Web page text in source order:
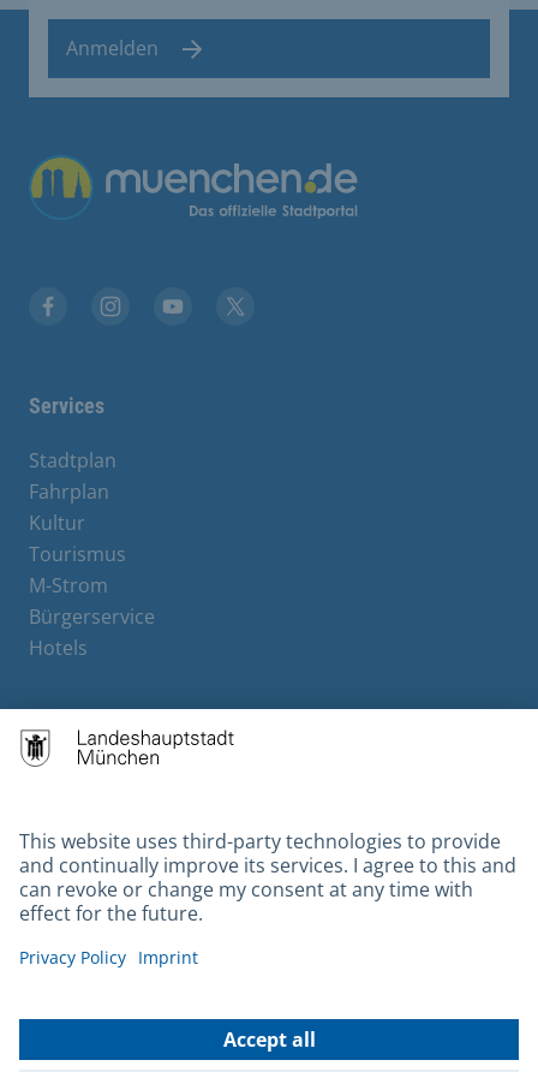
Anmelden
Übergreifende Links
Services
Stadtplan
Fahrplan
Kultur
Tourismus
M-Strom
Bürgerservice
Hotels
Contact
Gebärdensprache
Datenschutz
Kontakt
© 2026 Portal München Betriebs GmbH & Co. KG - Ein Service der